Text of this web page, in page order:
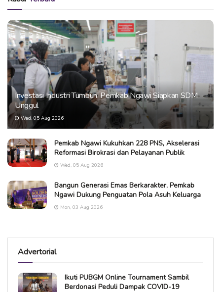
Investasi Industri Tumbuh, Pemkab Ngawi Siapkan SDM
Unggul
Wed, 05 Aug 2026
Pemkab Ngawi Kukuhkan 228 PNS, Akselerasi
Reformasi Birokrasi dan Pelayanan Publik
Wed, 05 Aug 2026
Bangun Generasi Emas Berkarakter, Pemkab
Ngawi Dukung Penguatan Pola Asuh Keluarga
Mon, 03 Aug 2026
Advertorial
Ikuti PUBGM Online Tournament Sambil
Berdonasi Peduli Dampak COVID-19